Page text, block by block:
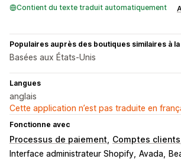
Contient du texte traduit automatiquement
Populaires auprès des boutiques similaires à
Basées aux États-Unis
Langues
anglais
Cette application n’est pas traduite en
Fonctionne avec
Processus de paiement Comptes clients
Interface administrateur Shopify Avada